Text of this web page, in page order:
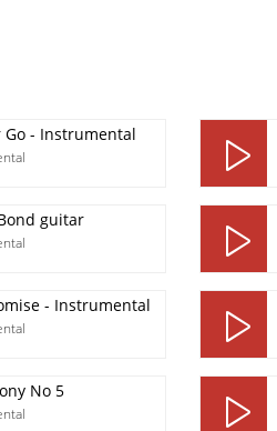
Go - Instrumental
guitar
- Instrumental
No 5